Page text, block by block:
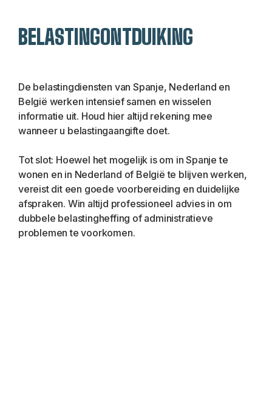
BELASTINGONTDUIKING
De belastingdiensten van Spanje, Nederland en
België werken intensief samen en wisselen
informatie uit. Houd hier altijd rekening mee
wanneer u belastingaangifte doet.
Tot slot: Hoewel het mogelijk is om in Spanje te
wonen en in Nederland of België te blijven werken,
vereist dit een goede voorbereiding en duidelijke
afspraken. Win altijd professioneel advies in om
dubbele belastingheffing of administratieve
problemen te voorkomen.